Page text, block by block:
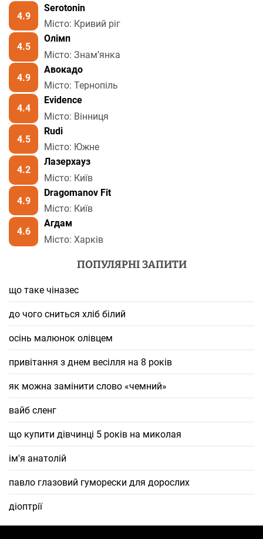
4.9
Serotonin
Місто: Кривий ріг
4.5
Олімп
Місто: Знамʼянка
4.9
Авокадо
Місто: Тернопіль
4.4
Evidence
Місто: Вінниця
4.5
Rudi
Місто: Южне
4.2
Лазерхауз
Місто: Київ
4.9
Dragomanov Fit
Місто: Київ
4.6
Агдам
Місто: Харків
ПОПУЛЯРНІ ЗАПИТИ
що таке чіназес
до чого сниться хліб білий
осінь малюнок олівцем
привітання з днем весілля на 8 років
як можна замінити слово «чемний»
вайб сленг
що купити дівчинці 5 років на миколая
ім'я анатолій
павло глазовий гуморески для дорослих
діоптрії